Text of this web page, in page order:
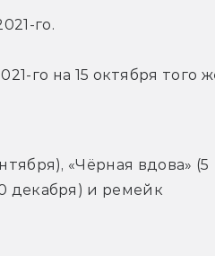
го.
го на 15 октября того
«Чёрная вдова» (5
декабря) и ремейк